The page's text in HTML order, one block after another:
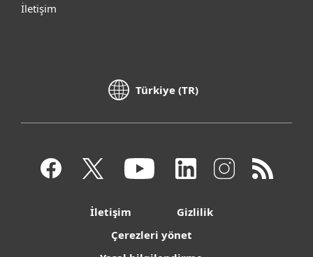
İletişim
Türkiye (TR)
İletişim
Gizlilik
Çerezleri yönet